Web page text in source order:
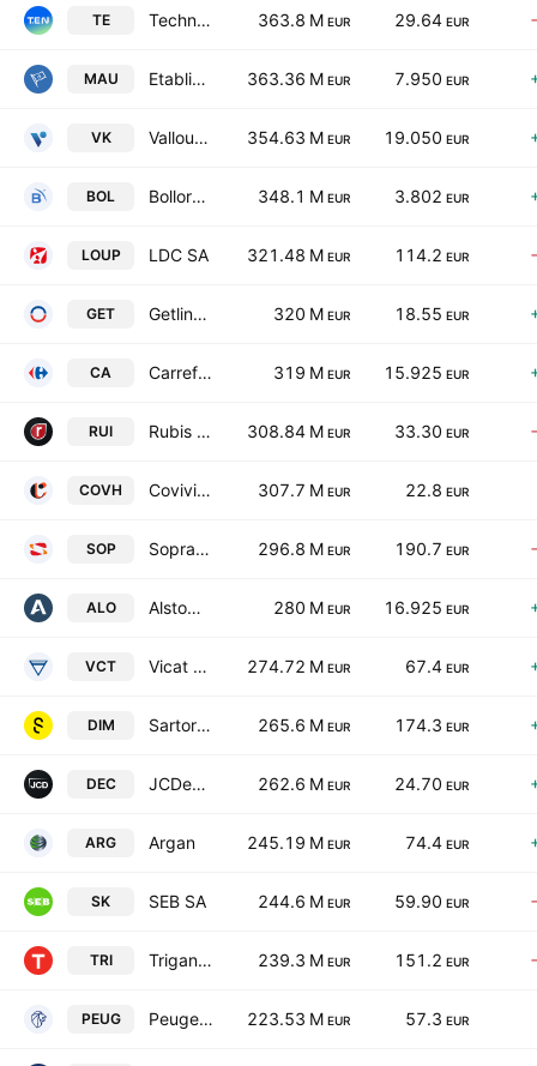
TE Technip Energies NV 363.8 M EUR 29.64 EUR
MAU Etablissements Maurel & Prom SA 363.36 M EUR 7.950 EUR
VK Vallourec SA 354.63 M EUR 19.050 EUR
BOL Bollore SE 348.1 M EUR 3.802 EUR
LOUP LDC SA 321.48 M EUR 114.2 EUR
GET Getlink SE 320 M EUR 18.55 EUR
CA Carrefour SA 319 M EUR 15.925 EUR
RUI Rubis SCA 308.84 M EUR 33.30 EUR
COVH Covivio Hotels SCA 307.7 M EUR 22.8 EUR
SOP Sopra Steria Group SA 296.8 M EUR 190.7 EUR
ALO Alstom SA 280 M EUR 16.925 EUR
VCT Vicat SA 274.72 M EUR 67.4 EUR
DIM Sartorius Stedim Biotech SA 265.6 M EUR 174.3 EUR
DEC JCDecaux SE 262.6 M EUR 24.70 EUR
ARG Argan 245.19 M EUR 74.4 EUR
SK SEB SA 244.6 M EUR 59.90 EUR
TRI Trigano SA 239.3 M EUR 151.2 EUR
PEUG Peugeot Invest SA 223.53 M EUR 57.3 EUR